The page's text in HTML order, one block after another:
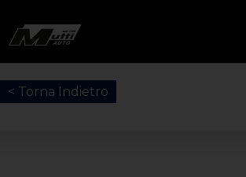
< Torna Indietro